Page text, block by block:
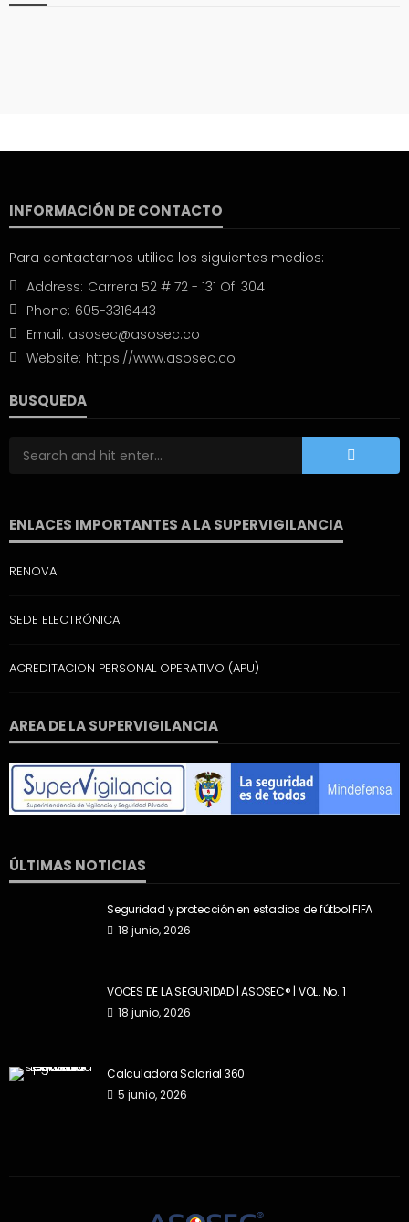
INFORMACIÓN DE CONTACTO
Para contactarnos utilice los siguientes medios:
Address: Carrera 52 # 72 - 131 Of. 304
Phone: 605-3316443
Email: asosec@asosec.co
Website: https://www.asosec.co
BUSQUEDA
ENLACES IMPORTANTES A LA SUPERVIGILANCIA
RENOVA
SEDE ELECTRÓNICA
ACREDITACION PERSONAL OPERATIVO (APU)
AREA DE LA SUPERVIGILANCIA
ÚLTIMAS NOTICIAS
Seguridad y protección en estadios de fútbol FIFA
18 junio, 2026
VOCES DE LA SEGURIDAD | ASOSEC® | VOL. No. 1
18 junio, 2026
Calculadora Salarial 360
5 junio, 2026